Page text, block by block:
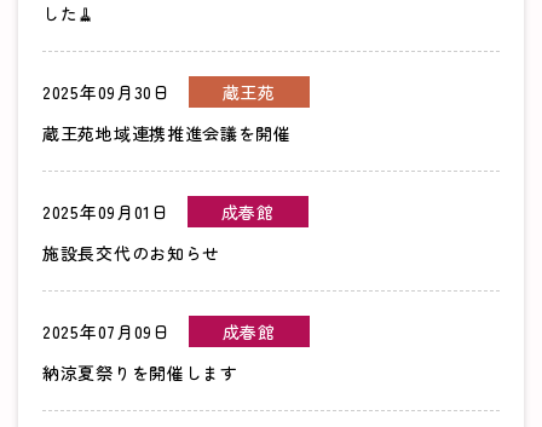
した🧹
2025年09月30日
蔵王苑
蔵王苑地域連携推進会議を開催
2025年09月01日
成春館
施設長交代のお知らせ
2025年07月09日
成春館
納涼夏祭りを開催します